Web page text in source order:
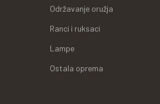
Održavanje oružja
Ranci i ruksaci
Lampe
Ostala oprema